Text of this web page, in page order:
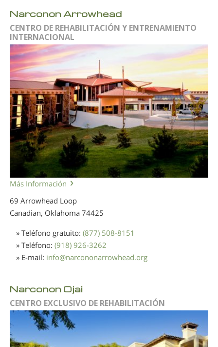
Narconon Arrowhead
CENTRO DE REHABILITACIÓN Y ENTRENAMIENTO
INTERNACIONAL
Más Información
69 Arrowhead Loop
Canadian, Oklahoma 74425
» Teléfono gratuito: (877) 508-8151
» Teléfono: (918) 926-3262
» E-mail: info@narcononarrowhead.org
Narconon Ojai
CENTRO EXCLUSIVO DE REHABILITACIÓN